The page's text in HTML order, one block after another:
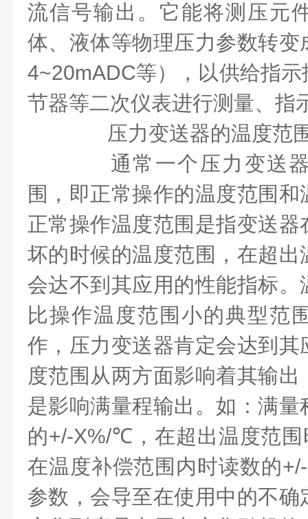
流信号输出。它能将测压元
体、液体等物理压力参数转
4~20mADC等），以供给指
节器等二次仪表进行测量、指
压力变送器的温度范
通常一个压力变送器
围，即正常操作的温度范围
正常操作温度范围是指变送
坏的时候的温度范围，在超
会达不到其应用的性能指标
比操作温度范围小的典型范
作，压力变送器肯定会达到
度范围从两方面影响着其输
是影响满量程输出。如：满量
的+/-X%/℃ ，在超出温度范
在温度补偿范围内时读数的
参数，会导至在使用中的不